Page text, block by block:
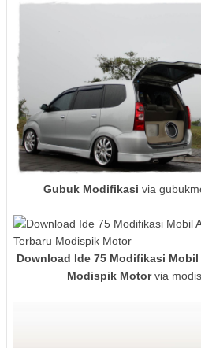
Gubuk Modifikasi via
Download Ide 75 Modifikasi
Modispik Motorvia